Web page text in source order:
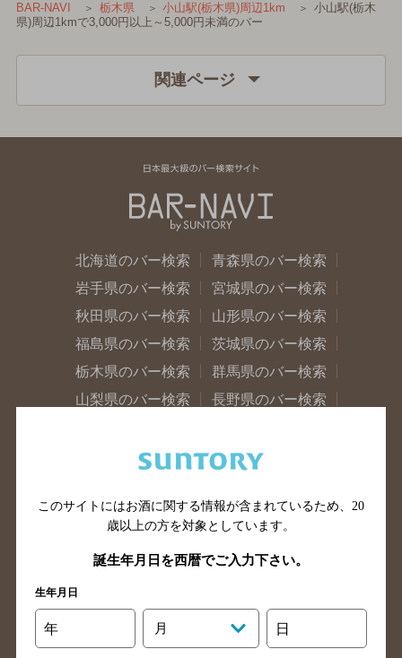
BAR-NAVI 栃木県 小山駅(栃木県)周辺1km
小山駅(栃木
県)周辺1kmで3,000円以上～5,000円未満のバー
関連ページ
北海道のバー検索
青森県のバー検索
岩手県のバー検索
宮城県のバー検索
秋田県のバー検索
山形県のバー検索
福島県のバー検索
茨城県のバー検索
栃木県のバー検索
群馬県のバー検索
山梨県のバー検索
長野県のバー検索
神奈川県のバー検索
千葉県のバー検索
静岡県のバー検索
三重県のバー検索
石川県のバー検索
福井県のバー検索
大阪府のバー検索
兵庫県のバー検索
奈良県のバー検索
滋賀県のバー検索
和歌山県のバー検索
このサイトにはお酒に関する情報が含まれているため、 20
歳以上の方を対象としています。
誕生年月日を西暦でご入力下さい。
生年月日
年 月 日